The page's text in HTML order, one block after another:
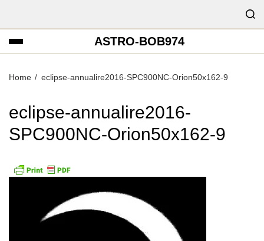
ASTRO-BOB974
Home eclipse-annualire2016-SPC900NC-Orion50x162-9
eclipse-annualire2016-
SPC900NC-Orion50x162-9